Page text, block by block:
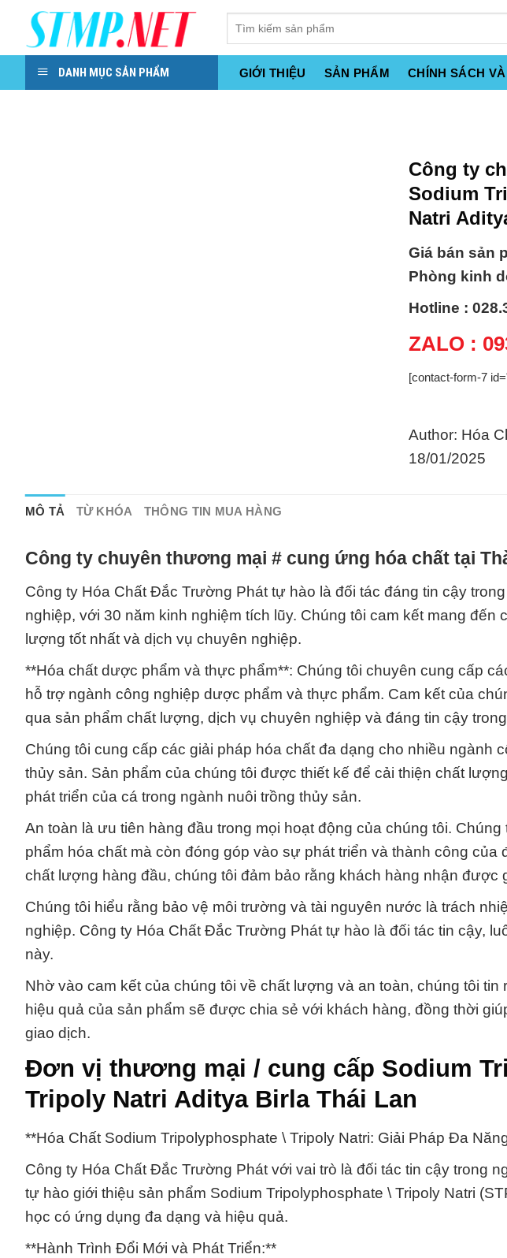
content
DANH MỤC SẢN PHẨM GIỚI THIỆU SẢN PHẨM CHÍNH SÁCH
Công ty
Sodium
Natri
Giá bán sản
Phòng kinh
Hotline :
ZALO :
[contact-form-7
Author: Hóa
18/01/2025
MÔ TẢ TỪ KHÓA THÔNG TIN MUA HÀNG
Công ty chuyên thương mại # cung ứng hóa chất tại
Công ty Hóa Chất Đắc Trường Phát tự hào là đối tác đáng tin cậy
nghiệp, với 30 năm kinh nghiệm tích lũy. Chúng tôi cam kết mang
lượng tốt nhất và dịch vụ chuyên nghiệp.
**Hóa chất dược phẩm và thực phẩm**: Chúng tôi chuyên cung cấp
hỗ trợ ngành công nghiệp dược phẩm và thực phẩm. Cam kết của
qua sản phẩm chất lượng, dịch vụ chuyên nghiệp và đáng tin cậy
Chúng tôi cung cấp các giải pháp hóa chất đa dạng cho nhiều ngành
thủy sản. Sản phẩm của chúng tôi được thiết kế để cải thiện chất
phát triển của cá trong ngành nuôi trồng thủy sản.
An toàn là ưu tiên hàng đầu trong mọi hoạt động của chúng tôi.
phẩm hóa chất mà còn đóng góp vào sự phát triển và thành công của
chất lượng hàng đầu, chúng tôi đảm bảo rằng khách hàng nhận được
Chúng tôi hiểu rằng bảo vệ môi trường và tài nguyên nước là trách
nghiệp. Công ty Hóa Chất Đắc Trường Phát tự hào là đối tác tin cậy,
này.
Nhờ vào cam kết của chúng tôi về chất lượng và an toàn, chúng tôi
hiệu quả của sản phẩm sẽ được chia sẻ với khách hàng, đồng thời
giao dịch.
Đơn vị thương mại / cung cấp Sodium
Tripoly Natri Aditya Birla Thái Lan
**Hóa Chất Sodium Tripolyphosphate \ Tripoly Natri: Giải Pháp Đa
Công ty Hóa Chất Đắc Trường Phát với vai trò là đối tác tin cậy trong
tự hào giới thiệu sản phẩm Sodium Tripolyphosphate \ Tripoly Natri
học có ứng dụng đa dạng và hiệu quả.
**Hành Trình Đổi Mới và Phát Triển:**